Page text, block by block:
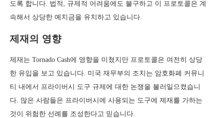
도록 합니다. 법적, 규제적 어려움에도 불구하고 이 프로토콜은 계
속해서 상당한 예치금을 유치하고 있습니다.
제재의 영향
제재는 Tornado Cash에 영향을 미쳤지만 프로토콜은 여전히 상당
한 유입을 보고 있습니다. 미국 재무부의 조치는 암호화폐 커뮤니
티 내에서 프라이버시 도구 규제에 대한 논쟁을 불러일으켰습니
다. 많은 사람들은 프라이버시에 사용되는 도구에 제재를 가하는
것이 위험한 선례를 조성한다고 믿습니다.